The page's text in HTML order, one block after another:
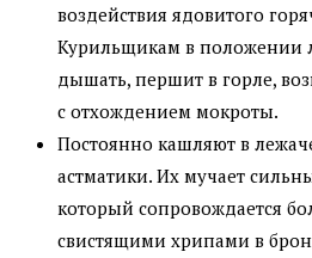
воздействия ядовитого
Курильщикам в положении
дышать, першит в горле,
с отхождением мокроты.
Постоянно кашляют в
астматики. Их мучает
который сопровождается
свистящими хрипами в